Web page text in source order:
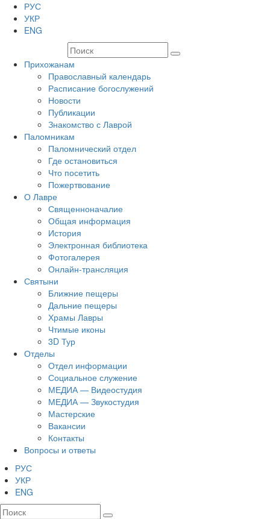
РУС
УКР
ENG
Прихожанам
Православный календарь
Расписание богослужений
Новости
Публикации
Знакомство с Лаврой
Паломникам
Паломнический отдел
Где остановиться
Что посетить
Пожертвование
О Лавре
Священноначалие
Общая информация
История
Электронная библиотека
Фотогалерея
Онлайн-трансляция
Святыни
Ближние пещеры
Дальние пещеры
Храмы Лавры
Чтимые иконы
3D Тур
Отделы
Отдел информации
Социальное служение
МЕДИА — Видеостудия
МЕДИА — Звукостудия
Мастерские
Вакансии
Контакты
Вопросы и ответы
РУС
УКР
ENG